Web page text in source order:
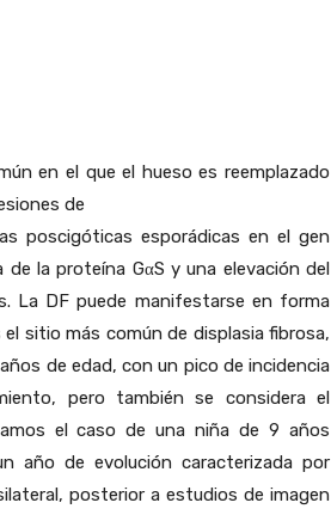
en el que el hueso es reemplazado
de
poscigóticas esporádicas en el gen
la proteína GαS y una elevación del
La DF puede manifestarse en forma
sitio más común de displasia fibrosa,
de edad, con un pico de incidencia
pero también se considera el
el caso de una niña de 9 años
año de evolución caracterizada por
posterior a estudios de imagen